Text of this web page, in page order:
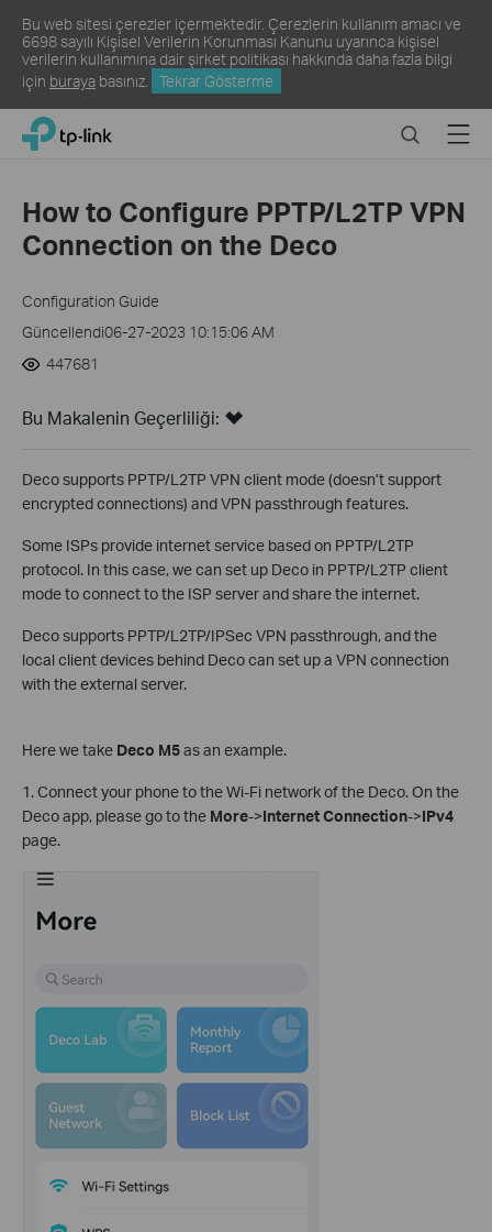
Bu web sitesi çerezler içermektedir. Çerezlerin kullanım amacı ve
6698 sayılı Kişisel Verilerin Korunması Kanunu uyarınca kişisel
verilerin kullanımına dair şirket politikası hakkında daha fazla bilgi
için buraya basınız. Tekrar Gösterme
Click
navigation
TP-Link, Reliably Smart SearchMenu
How to Configure PPTP/L2TP VPN
Connection on the Deco
Configuration Guide
Güncellendi06-27-2023 10:15:06 AM
447681
Bu Makalenin Geçerliliği:
Deco supports PPTP/L2TP VPN client mode (doesn’t support
encrypted connections) and VPN passthrough features.
Some ISPs provide internet service based on PPTP/L2TP
protocol. In this case, we can set up Deco in PPTP/L2TP client
mode to connect to the ISP server and share the internet.
Deco supports PPTP/L2TP/IPSec VPN passthrough, and the
local client devices behind Deco can set up a VPN connection
with the external server.
Here we take Deco M5as an example.
1. Connect your phone to the Wi-Fi network of the Deco. On the
Deco app, please go to the More->Internet Connection->IPv4
page.